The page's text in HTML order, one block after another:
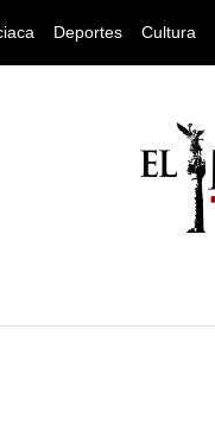
Deportes Cultura